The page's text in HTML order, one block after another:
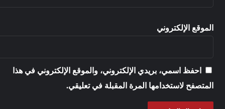
الإلكتروني
احفظ اسمي، بريدي الإلكتروني، والموقع الإلكتروني في هذا
لاستخدامها المرة المقبلة في تعليقي.